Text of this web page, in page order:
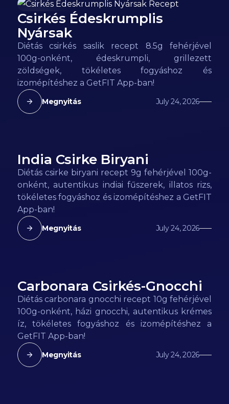
93kcal
Csirkés Édeskrumplis
Nyársak
Diétás csirkés saslik recept 8.5g fehérjével
100g-onként, édeskrumpli, grillezett
zöldségek, tökéletes fogyáshoz és
izomépítéshez a GetFIT App-ban!
Megnyitás July 24, 2026
95 kcal
India Csirke Biryani
Diétás csirke biryani recept 9g fehérjével 100g-
onként, autentikus indiai fűszerek, illatos rizs,
tökéletes fogyáshoz és izomépítéshez a GetFIT
App-ban!
Megnyitás July 24, 2026
110kcal
Carbonara Csirkés-Gnocchi
Diétás carbonara gnocchi recept 10g fehérjével
100g-onként, házi gnocchi, autentikus krémes
íz, tökéletes fogyáshoz és izomépítéshez a
GetFIT App-ban!
Megnyitás July 24, 2026